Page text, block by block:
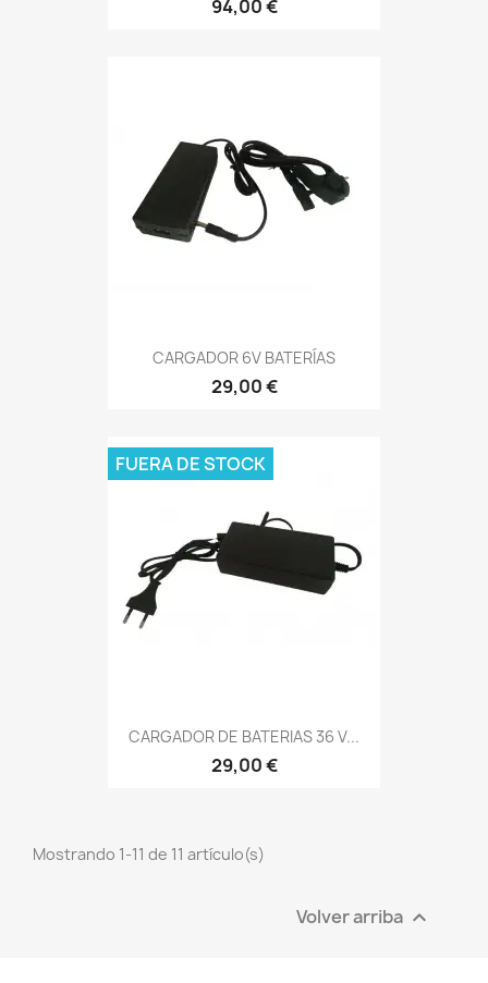
94,00 €
CARGADOR 6V BATERÍAS
29,00 €
CARGADOR DE BATERIAS 36 V...
29,00 €
FUERA DE STOCK
Mostrando 1-11 de 11 artículo(s)
Volver arriba 